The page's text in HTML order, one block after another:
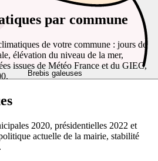
Brebis galeuses
par commune
de votre commune : jours de
élévation du niveau de la mer,
issues de Météo France et du GIEC,
2020, présidentielles 2022 et
actuelle de la mairie, stabilité